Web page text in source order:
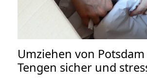
Umziehen von
Tengen sicher und